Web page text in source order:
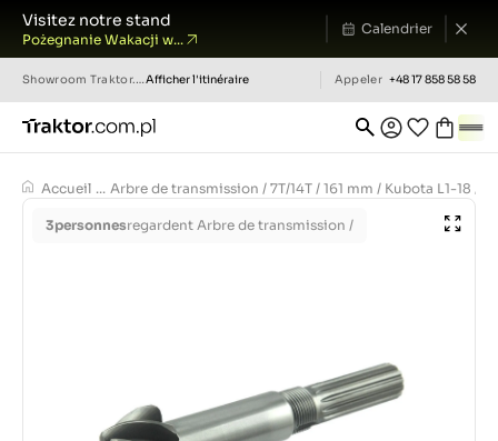
Visitez notre stand
Pożegnanie Wakacji w...
Calendrier
Showroom Traktor.com.pl Afficher l'itinéraire Appeler +48 17 858 58 58
Accueil ... Arbre de transmission / 7T/14T / 161 mm / Kubota L1-18 /
3personnesregardent Arbre de transmission /